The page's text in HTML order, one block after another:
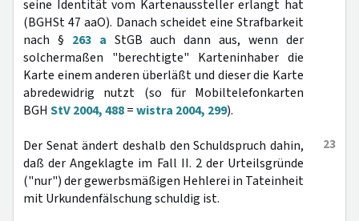
seine Identität vom Kartenaussteller erlangt hat
(BGHSt 47 aaO). Danach scheidet eine Strafbarkeit
nach § 263 a StGB auch dann aus, wenn der
solchermaßen "berechtigte" Karteninhaber die
Karte einem anderen überläßt und dieser die Karte
abredewidrig nutzt (so für Mobiltelefonkarten
BGH StV 2004, 488=wistra 2004, 299).
23
Der Senat ändert deshalb den Schuldspruch dahin,
daß der Angeklagte im Fall II. 2 der Urteilsgründe
("nur") der gewerbsmäßigen Hehlerei in Tateinheit
mit Urkundenfälschung schuldig ist.